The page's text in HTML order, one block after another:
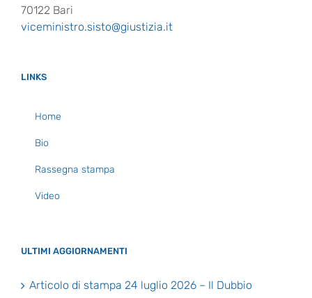
70122 Bari
viceministro.sisto@giustizia.it
LINKS
Home
Bio
Rassegna stampa
Video
ULTIMI AGGIORNAMENTI
Articolo di stampa 24 luglio 2026 – Il Dubbio